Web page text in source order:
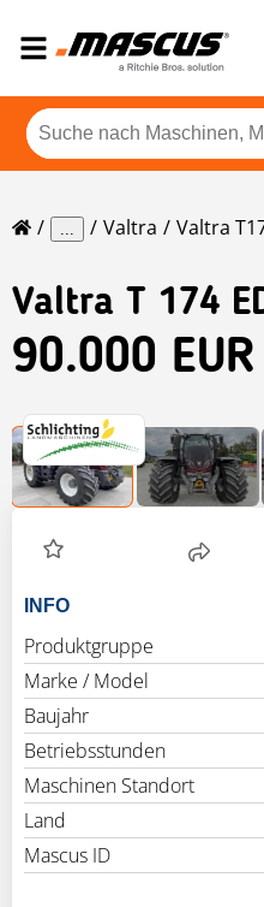
... Valtra Valtra
Valtra T 174
90.000 EUR
INFO
Produktgruppe
Marke / Model
Baujahr
Betriebsstunden
Maschinen Standort
Land
Mascus ID